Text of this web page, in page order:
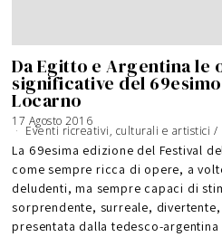
Da Egitto e Argentina le
significative del
Locarno
17 Agosto 2016
Eventi ricreativi, culturali e artistici /
La 69esima edizione del Festival
come sempre ricca di opere, a
deludenti, ma sempre capaci di
sorprendente, surreale,
presentata dalla tedesco-argentina